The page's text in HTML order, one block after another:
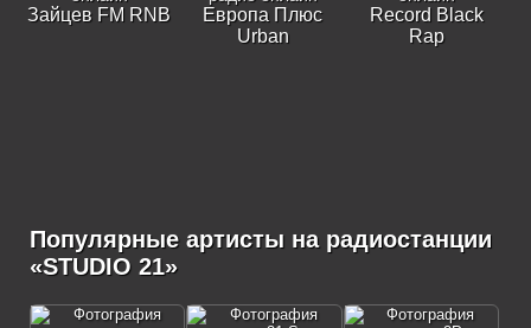
Зайцев FM RNB
Европа Плюс
Urban
Record Black
Rap
Популярные артисты на радиостанции
«STUDIO 21»